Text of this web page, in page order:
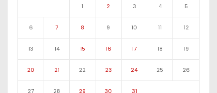
1 2 3 4 5
6 7 8 9 10 11 12
13 14 15 16 17 18 19
20 21 22 23 24 25 26
27 28 29 30 31